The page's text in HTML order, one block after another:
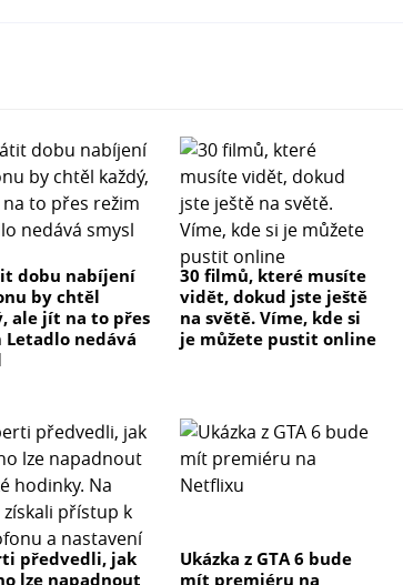
dobu nabíjení
by chtěl
ale jít na to přes
Letadlo nedává
30 filmů, které musíte
vidět, dokud jste ještě
na světě. Víme, kde si
je můžete pustit online
předvedli, jak
lze napadnout
Ukázka z GTA 6 bude
mít premiéru na